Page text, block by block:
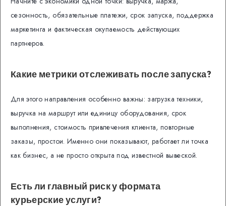
сезонность, обязательные платежи, срок запуска, поддержка
маркетинга и фактическая окупаемость действующих
партнеров.
Какие метрики отслеживать после запуска?
Для этого направления особенно важны: загрузка техники,
выручка на маршрут или единицу оборудования, срок
выполнения, стоимость привлечения клиента, повторные
заказы, простои. Именно они показывают, работает ли точка
как бизнес, а не просто открыта под известной вывеской.
Есть ли главный риск у формата
курьерские услуги?